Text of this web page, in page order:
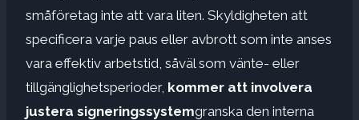
småföretag inte att vara liten. Skyldigheten att
specificera varje paus eller avbrott som inte anses
vara effektiv arbetstid, såväl som vänte- eller
tillgänglighetsperioder, kommer att involvera
justera signeringssystemgranska den interna